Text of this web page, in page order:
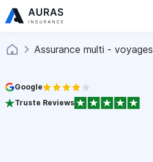
Assurance multi - voyages
Google
Truste Reviews